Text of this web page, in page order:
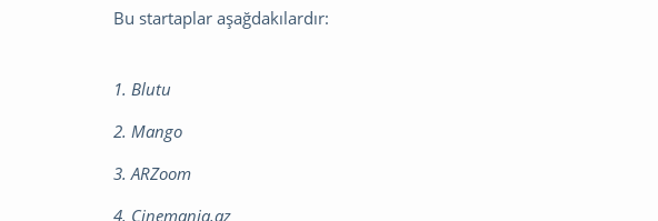
Bu startaplar aşağdakılardır:
1. Blutu
2. Mango
3. ARZoom
4. Cinemania.az